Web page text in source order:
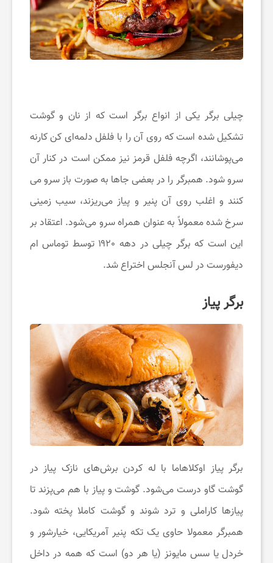
چیلی برگر یکی از انواع برگر است که از نان و گوشت
تشکیل شده است که روی آن را با فلفل دلمه‌ای کن کارنه
می‌پوشانند، اگرچه فلفل قرمز نیز ممکن است در کنار آن
سرو شود. همبرگر را در بعضی جاها به صورت باز سرو می
کنند و اغلب روی آن پنیر و پیاز می‌ریزند، سیب زمینی
سرخ شده معمولاً به عنوان همراه سرو می‌شود. اعتقاد بر
این است که برگر چیلی در دهه ۱۹۲۰ توسط توماس ام
دیفورست در لس آنجلس اختراع شد.
برگر پیاز
برگر پیاز اوکلاهاما با له کردن برش‌های نازک پیاز در
گوشت گاو درست می‌شود. گوشت و پیاز با هم می‌پزند تا
پیازها کاراملی و ترد شوند و گوشت کاملا پخته شود.
همبرگر معمولا حاوی یک تکه پنیر آمریکایی، خیارشور و
خردل یا سس مایونز (یا هر دو) است که همه در داخل